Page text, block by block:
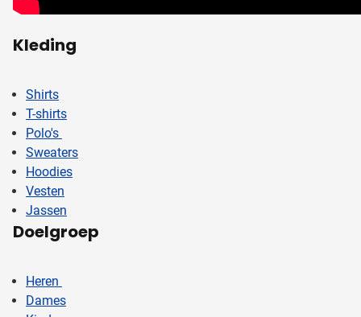
Kleding
Shirts
T-shirts
Polo's
Sweaters
Hoodies
Vesten
Jassen
Doelgroep
Heren
Dames